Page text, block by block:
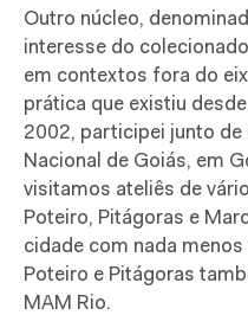
Outro núcleo,
interesse do
em contextos fora do
prática que existiu
2002, participei junto
Nacional de Goiás, em
visitamos ateliês de
Poteiro, Pitágoras e
cidade com nada
Poteiro e Pitágoras
MAM Rio.